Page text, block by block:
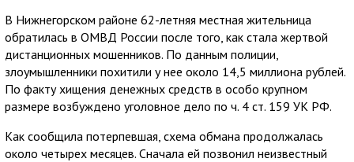
В Нижнегорском районе 62-летняя местная жительница
обратилась в ОМВД России после того, как стала жертвой
дистанционных мошенников. По данным полиции,
злоумышленники похитили у нее около 14,5 миллиона рублей.
По факту хищения денежных средств в особо крупном
размере возбуждено уголовное дело по ч. 4 ст. 159 УК РФ.
Как сообщила потерпевшая, схема обмана продолжалась
около четырех месяцев. Сначала ей позвонил неизвестный